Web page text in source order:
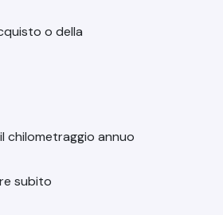
o della
chilometraggio annuo
subito